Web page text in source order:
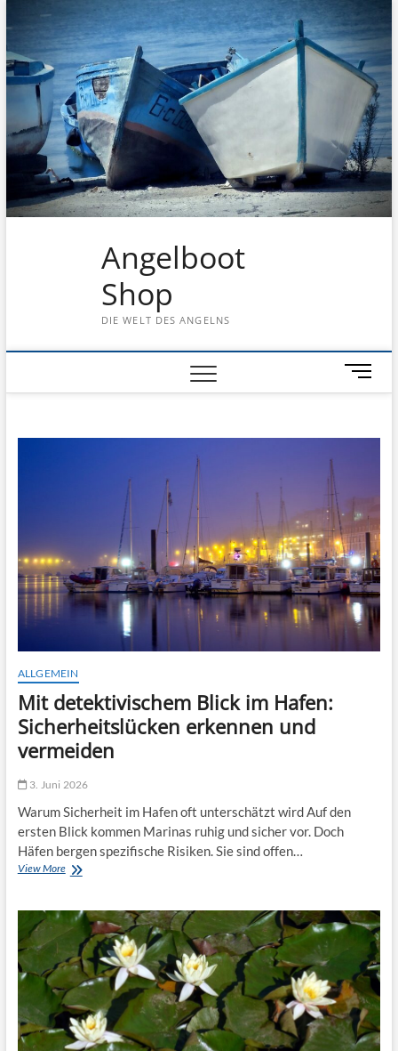
to
content
Angelboot
Shop
DIE WELT DES ANGELNS
M
e
t
n
ALLGEMEIN
Mit detektivischem Blick im Hafen:
Sicherheitslücken erkennen und
vermeiden
3. Juni 2026
Warum Sicherheit im Hafen oft unterschätzt wird Auf den
ersten Blick kommen Marinas ruhig und sicher vor. Doch
Häfen bergen spezifische Risiken. Sie sind offen…
View MoreMit
im
Hafen:
Sicherheitslücken
erkennen
und
vermeiden